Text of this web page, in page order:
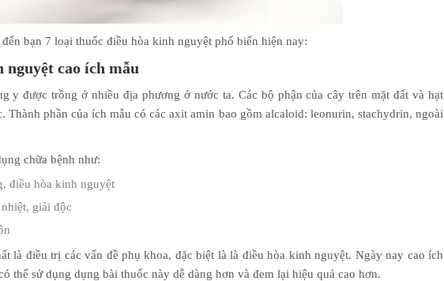
bạn 7 loại thuốc điều hòa kinh nguyệt phổ biến hiện nay:
nguyệt cao ích mẫu
y được trồng ở nhiều địa phương ở nước ta. Các bộ phận của cây trên mặt đất và hạt
Thành phần của ích mẫu có các axit amin bao gồm alcaloid: leonurin, stachydrin, ngoài
chữa bệnh như:
điều hòa kinh nguyệt
giải độc
là điều trị các vấn đề phụ khoa, đặc biệt là là điều hòa kinh nguyệt. Ngày nay cao ích
thể sử dụng dụng bài thuốc này dễ dàng hơn và đem lại hiệu quả cao hơn.